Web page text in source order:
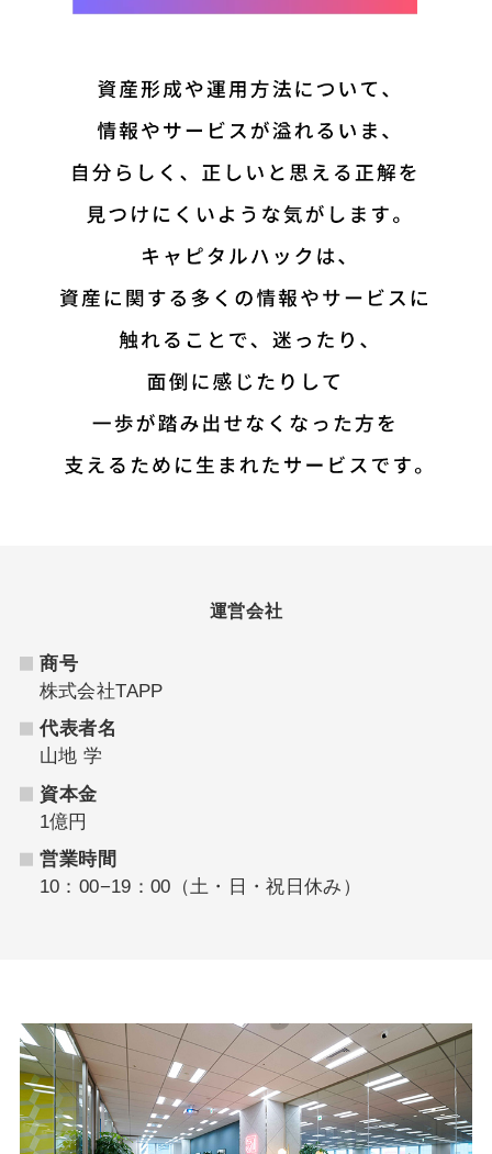
運営会社
商号
株式会社TAPP
代表者名
山地 学
資本金
1億円
営業時間
10：00−19：00（土・日・祝日休み）